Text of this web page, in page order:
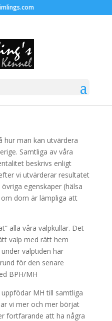
hur man kan utvärdera
Samtliga av våra
beskrivs enligt
vi utvärderar resultatet
egenskaper (hälsa
dom är lämpliga att
alla våra valpkullar. Det
valp med rätt hem
valptiden här
för den senare
BPH/MH
MH till samtliga
vi mer och mer börjat
fortfarande att ha några